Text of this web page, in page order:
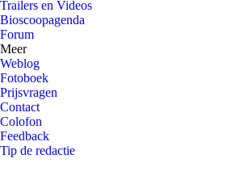
Trailers en Videos
Bioscoopagenda
Forum
Meer
Weblog
Fotoboek
Prijsvragen
Contact
Colofon
Feedback
Tip de redactie